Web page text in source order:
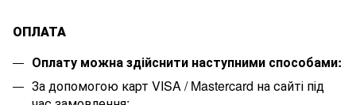
ОПЛАТА
Оплату можна здійснити наступними способами:
За допомогою карт VISA / Mastercard на сайті під